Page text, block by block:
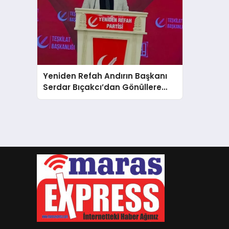
Yeniden Refah Andırın Başkanı
Serdar Bıçakcı’dan Gönüllere
Dokunan Bayram Mesajı